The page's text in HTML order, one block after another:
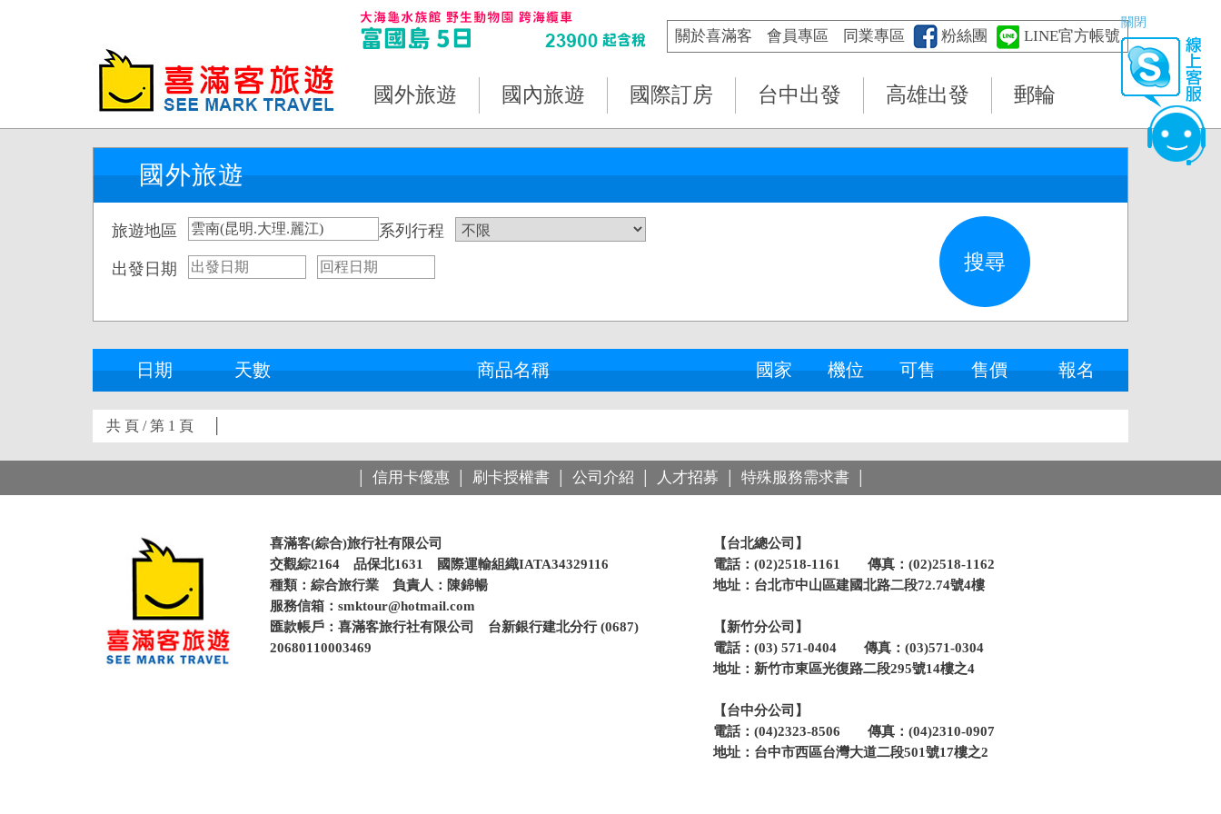
關閉
關於喜滿客 會員專區 同業專區 粉絲團 LINE官方帳號
國外旅遊 國內旅遊 國際訂房 台中出發 高雄出發 郵輪
國外旅遊
旅遊地區 系列行程
出發日期
日期 天數 商品名稱 國家 機位 可售 售價 報名
共 頁 / 第 1 頁 │
信用卡優惠 刷卡授權書 公司介紹 人才招募 特殊服務需求書
喜滿客(綜合)旅行社有限公司
交觀綜2164 品保北1631 國際運輸組織IATA34329116
種類：綜合旅行業 負責人：陳錦暢
服務信箱： smktour@hotmail.com
匯款帳戶：喜滿客旅行社有限公司 台新銀行建北分行 (0687)
20680110003469
【台北總公司】
電話：(02)2518-1161 傳真：(02)2518-1162
地址：台北市中山區建國北路二段72.74號4樓
【新竹分公司】
電話：(03) 571-0404 傳真：(03)571-0304
地址：新竹市東區光復路二段295號14樓之4
【台中分公司】
電話：(04)2323-8506 傳真：(04)2310-0907
地址：台中市西區台灣大道二段501號17樓之2